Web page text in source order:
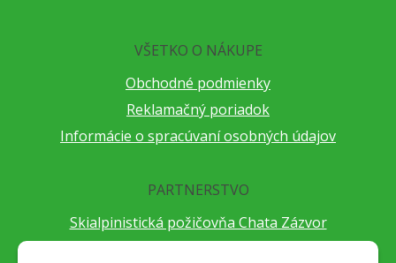
VŠETKO O NÁKUPE
Obchodné podmienky
Reklamačný poriadok
Informácie o spracúvaní osobných údajov
PARTNERSTVO
Skialpinistická požičovňa Chata Zázvor